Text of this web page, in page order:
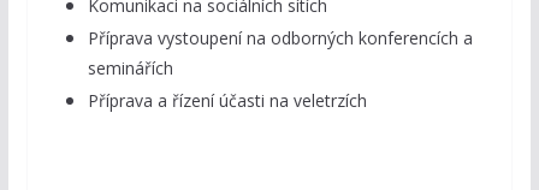
Komunikaci na sociálních sítích
Příprava vystoupení na odborných konferencích a
seminářích
Příprava a řízení účasti na veletrzích